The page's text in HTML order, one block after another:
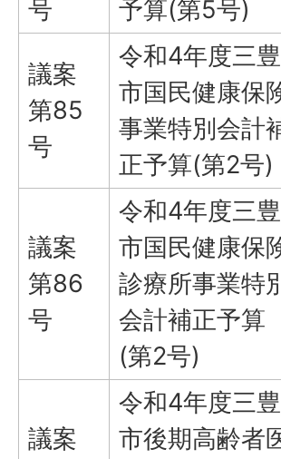
号
予算(第5号)
議案
第85
号
令和4年度三豊
市国民健康保
事業特別会計
正予算(第2号)
議案
第86
号
令和4年度三豊
市国民健康保
診療所事業特
会計補正予算
(第2号)
議案
令和4年度三豊
市後期高齢者